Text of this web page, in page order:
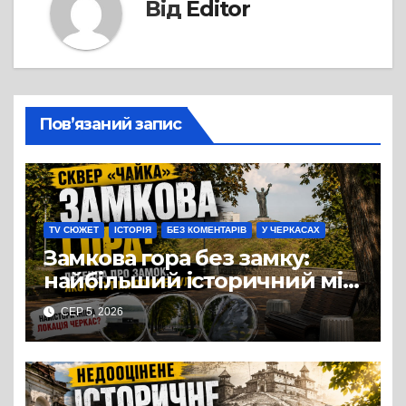
Від Editor
Пов’язаний запис
TV СЮЖЕТ ІСТОРІЯ БЕЗ КОМЕНТАРІВ У ЧЕРКАСАХ
Замкова гора без замку:
найбільший історичний міф
Черкас
СЕР 5, 2026